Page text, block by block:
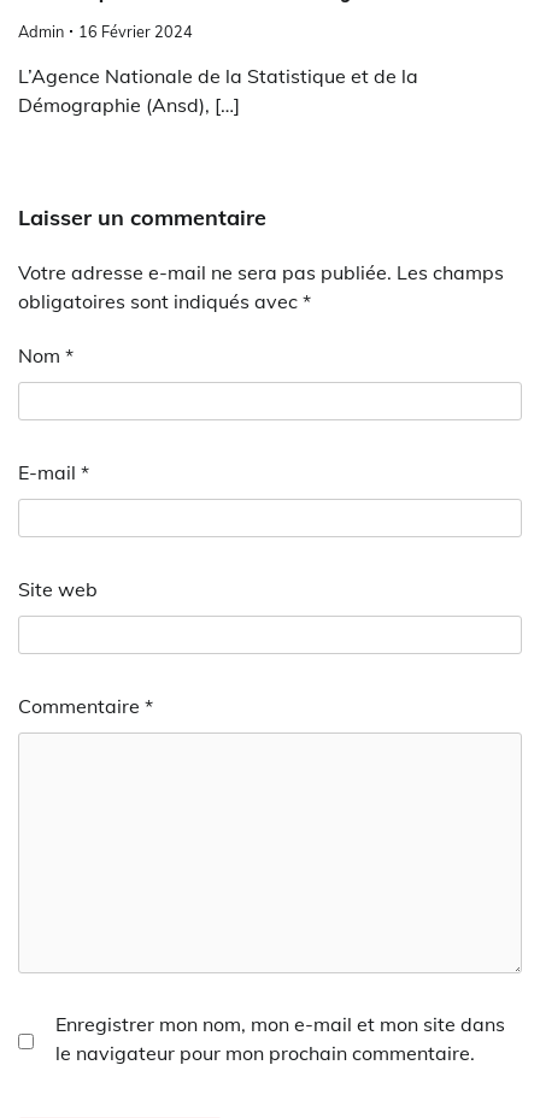
Admin 16 Février 2024
L’Agence Nationale de la Statistique et de la
Démographie (Ansd), […]
Laisser un commentaire
Votre adresse e-mail ne sera pas publiée. Les champs
obligatoires sont indiqués avec *
Nom *
E-mail *
Site web
Commentaire *
Enregistrer mon nom, mon e-mail et mon site dans
le navigateur pour mon prochain commentaire.